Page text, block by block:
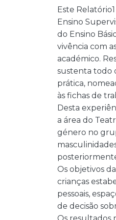
Este
Ensino
do Ensino
vivência com
académico.
sustenta todo
prática,
às fichas de
Desta
a área do
género no
Os objetivos
crianças
pessoais,
de decisão